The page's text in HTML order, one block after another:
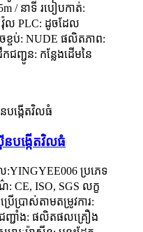
/ នាទី របៀបកាត់:
វ៉ុល PLC: ដូចដែល
ចខ្ចប់: NUDE ផលិតភាព:
ជញ្ជូន: កន្លែងដើមនៃ
ង្កើតវិលធំ
ប្រភេទ
: CE, ISO, SGS លក្ខ
ើប្រាស់តាមតម្រូវការ:
ញ្ជាំង: ផលិតផលគ្រឿង